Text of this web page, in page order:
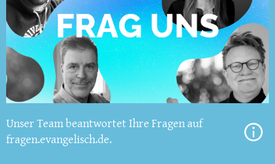
Unser Team beantwortet Ihre Fragen auf
fragen.evangelisch.de.